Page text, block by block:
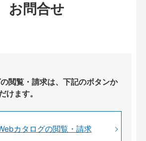
お問合せ
閲覧・請求は、下記のボタンか
けます。
カタログの閲覧・請求